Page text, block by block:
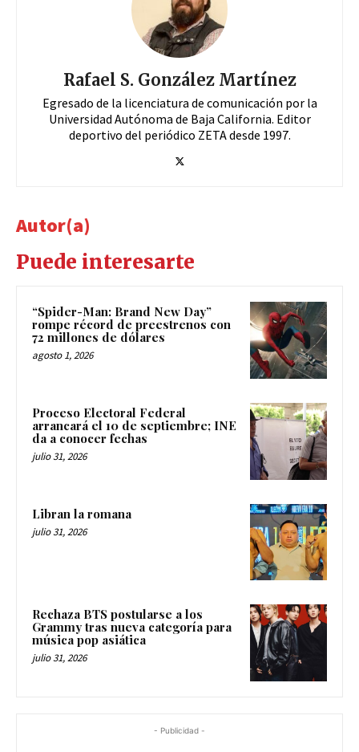
Rafael S. González Martínez
Egresado de la licenciatura de comunicación por la
Universidad Autónoma de Baja California. Editor
deportivo del periódico ZETA desde 1997.
Autor(a)
Puede interesarte
“Spider-Man: Brand New Day”
rompe récord de preestrenos con
72 millones de dólares
agosto 1, 2026
Proceso Electoral Federal
arrancará el 10 de septiembre; INE
da a conocer fechas
julio 31, 2026
Libran la romana
julio 31, 2026
Rechaza BTS postularse a los
Grammy tras nueva categoría para
música pop asiática
julio 31, 2026
- Publicidad -